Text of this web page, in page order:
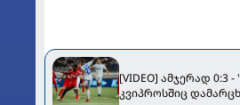
[VIDEO] ამჯერად
კვიპროსშიც